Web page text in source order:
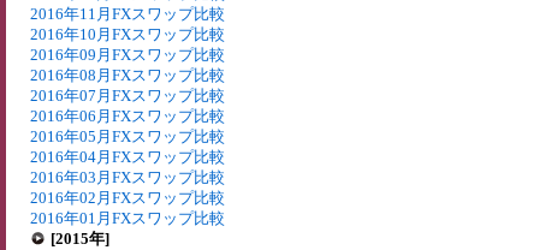
2016年11月FXスワップ比較
2016年10月FXスワップ比較
2016年09月FXスワップ比較
2016年08月FXスワップ比較
2016年07月FXスワップ比較
2016年06月FXスワップ比較
2016年05月FXスワップ比較
2016年04月FXスワップ比較
2016年03月FXスワップ比較
2016年02月FXスワップ比較
2016年01月FXスワップ比較
[2015年]